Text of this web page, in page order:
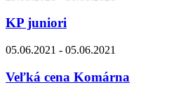
KP juniori
05.06.2021 - 05.06.2021
Veľká cena Komárna